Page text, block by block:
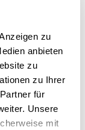
zu
anbieten
zu
zu Ihrer
für
Unsere
mit